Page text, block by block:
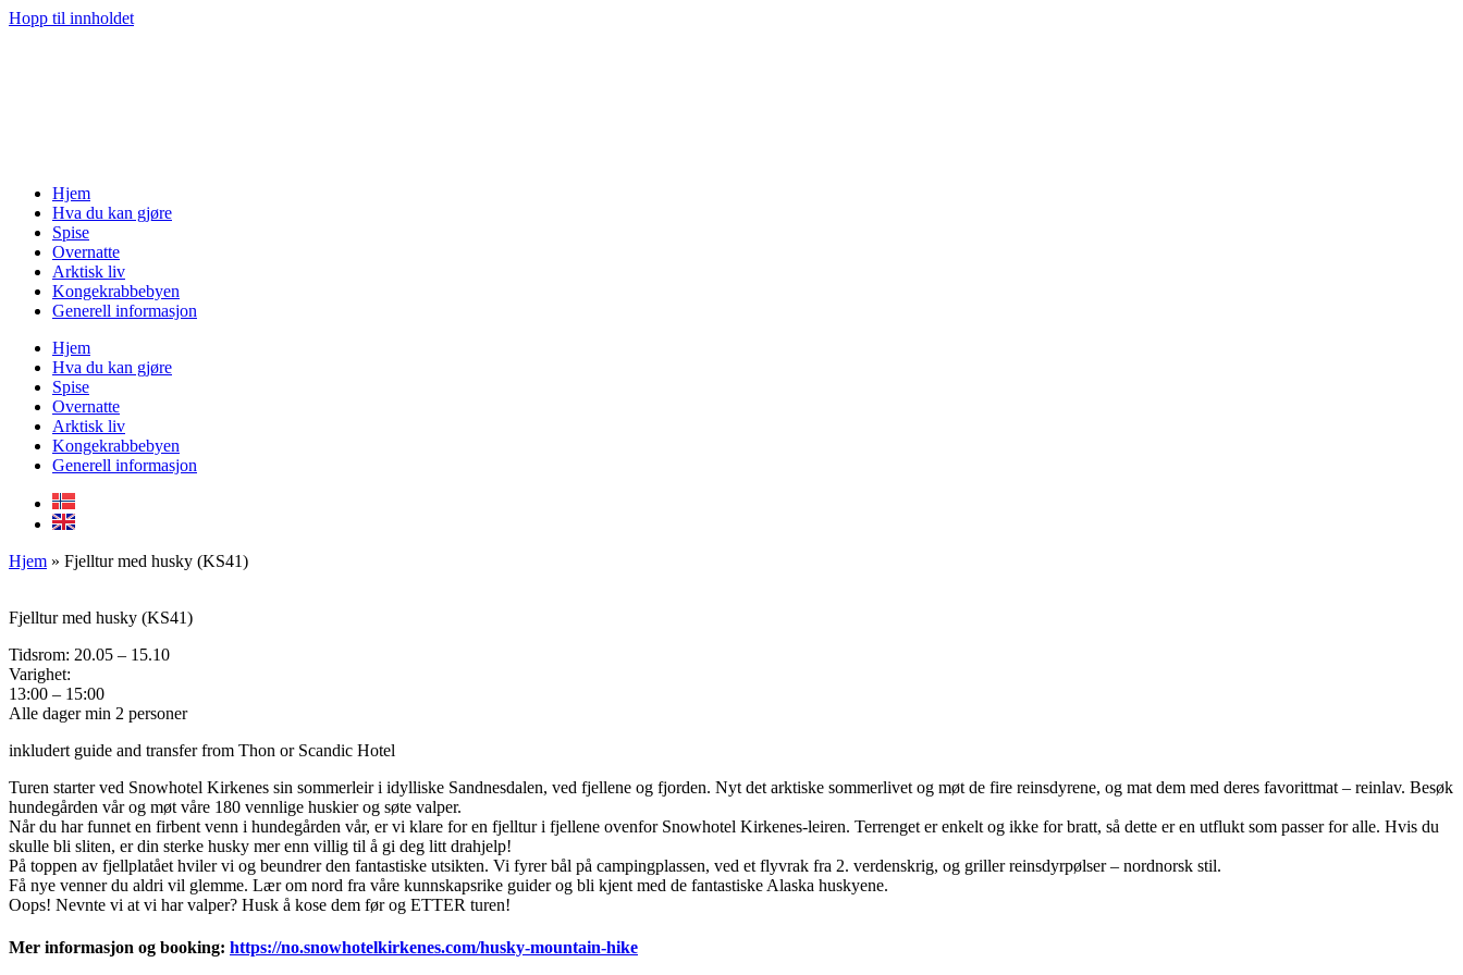
Hopp til innholdet
Hjem
Hva du kan gjøre
Spise
Overnatte
Arktisk liv
Kongekrabbebyen
Generell informasjon
Hjem
Hva du kan gjøre
Spise
Overnatte
Arktisk liv
Kongekrabbebyen
Generell informasjon
Hjem » Fjelltur med husky (KS41)
Fjelltur med husky (KS41)
Tidsrom: 20.05 – 15.10
Varighet:
13:00 – 15:00
Alle dager min 2 personer
inkludert guide and transfer from Thon or Scandic Hotel
Turen starter ved Snowhotel Kirkenes sin sommerleir i idylliske Sandnesdalen, ved fjellene og fjorden. Nyt det arktiske sommerlivet og møt de fire reinsdyrene, og mat dem med deres favorittmat – reinlav. Besøk
hundegården vår og møt våre 180 vennlige huskier og søte valper.
Når du har funnet en firbent venn i hundegården vår, er vi klare for en fjelltur i fjellene ovenfor Snowhotel Kirkenes-leiren. Terrenget er enkelt og ikke for bratt, så dette er en utflukt som passer for alle. Hvis du
skulle bli sliten, er din sterke husky mer enn villig til å gi deg litt drahjelp!
På toppen av fjellplatået hviler vi og beundrer den fantastiske utsikten. Vi fyrer bål på campingplassen, ved et flyvrak fra 2. verdenskrig, og griller reinsdyrpølser – nordnorsk stil.
Få nye venner du aldri vil glemme. Lær om nord fra våre kunnskapsrike guider og bli kjent med de fantastiske Alaska huskyene.
Oops! Nevnte vi at vi har valper? Husk å kose dem før og ETTER turen!
Mer informasjon og booking: https://no.snowhotelkirkenes.com/husky-mountain-hike